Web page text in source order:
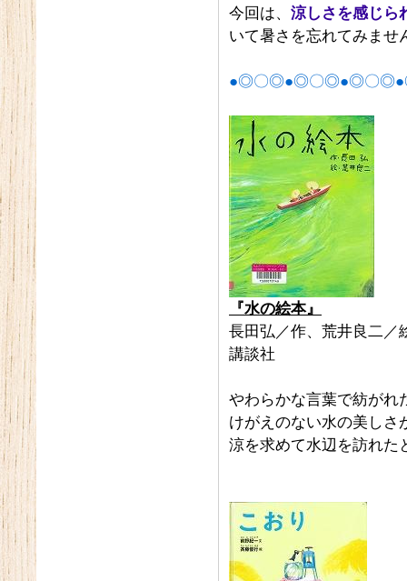
今回は、 涼しさを感じら
いて暑さを忘れてみませ
●◎〇◎●◎〇◎●◎〇
『水の絵本』
長田弘／作、荒井良二／
講談社
やわらかな言葉で紡がれ
けがえのない水の美しさ
涼を求めて水辺を訪れた